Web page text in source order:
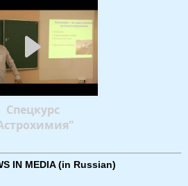
Спецкурс
IN MEDIA (in Russian)